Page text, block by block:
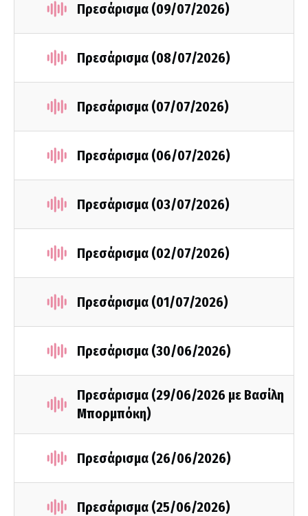
Πρεσάρισμα (09/07/2026)
Πρεσάρισμα (08/07/2026)
Πρεσάρισμα (07/07/2026)
Πρεσάρισμα (06/07/2026)
Πρεσάρισμα (03/07/2026)
Πρεσάρισμα (02/07/2026)
Πρεσάρισμα (01/07/2026)
Πρεσάρισμα (30/06/2026)
Πρεσάρισμα (29/06/2026 με Βασίλη
Μπορμπόκη)
Πρεσάρισμα (26/06/2026)
Πρεσάρισμα (25/06/2026)